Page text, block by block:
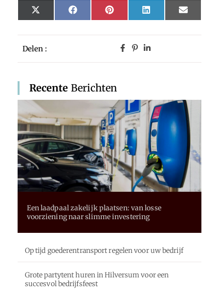
Delen :
Recente Berichten
Een laadpaal zakelijk plaatsen: van losse
voorziening naar slimme investering
Op tijd goederentransport regelen voor uw bedrijf
Grote partytent huren in Hilversum voor een
succesvol bedrijfsfeest
X
(Twitter)
FacebookPinterestLinkedInEmail